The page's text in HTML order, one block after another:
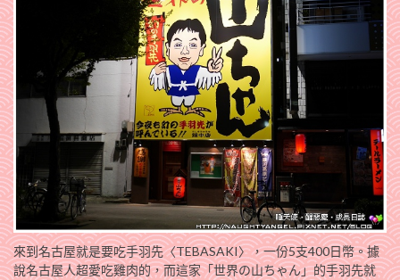
來到名古屋就是要吃手羽先〈TEBASAKI〉，一份5支400日幣。據
說名古屋人超愛吃雞肉的，而這家「世界の山ちゃん」的手羽先就